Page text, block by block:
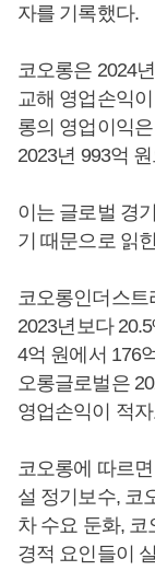
자를 기록했다.
코오롱은 2024
교해 영업손익
롱의 영업이익
2023년 993억
이는 글로벌 경
기 때문으로 읽
코오롱인더스트
2023년보다
4억 원에서 176
오롱글로벌은
영업손익이 적
코오롱에 따르
설 정기보수, 코
차 수요 둔화,
경적 요인들이